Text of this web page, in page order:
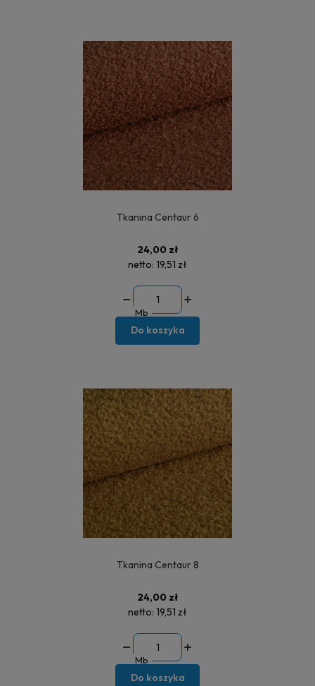
Tkanina Centaur 6
24,00 zł
netto: 19,51 zł
Mb
Do koszyka
Tkanina Centaur 8
24,00 zł
netto: 19,51 zł
Mb
Do koszyka